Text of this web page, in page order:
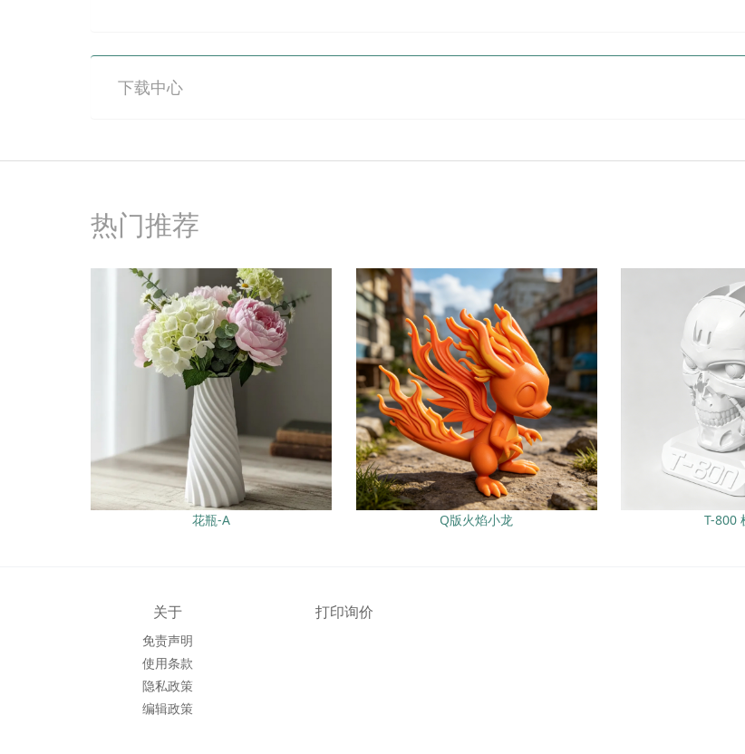
下载中心
热门推荐
花瓶-A Q版火焰小龙 T-800
关于
免责声明
使用条款
隐私政策
编辑政策
打印询价